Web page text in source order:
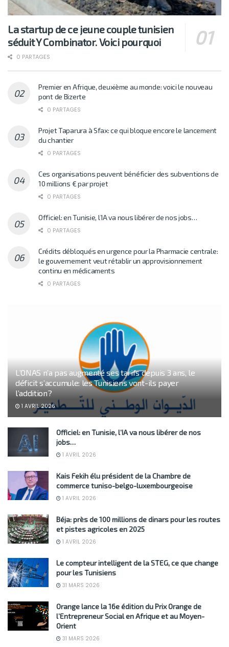
La startup de ce jeune couple tunisien
séduit Y Combinator. Voici pourquoi
0 PARTAGES
Premier en Afrique, deuxième au monde: voici le nouveau
pont de Bizerte
0 PARTAGES
Projet Taparura à Sfax: ce qui bloque encore le lancement
du chantier
0 PARTAGES
Ces organisations peuvent bénéficier des subventions de
10 millions € par projet
0 PARTAGES
Officiel: en Tunisie, l’IA va nous libérer de nos jobs…
0 PARTAGES
Crédits débloqués en urgence pour la Pharmacie centrale:
le gouvernement veut rétablir un approvisionnement
continu en médicaments
0 PARTAGES
L’ONAS n’a pas augmenté ses tarifs depuis 3 ans, le
déficit s’accumule: les Tunisiens vont-ils payer
l’addition?
1 AVRIL 2026
Officiel: en Tunisie, l’IA va nous libérer de nos
jobs…
1 AVRIL 2026
Kais Fekih élu président de la Chambre de
commerce tuniso-belgo-luxembourgeoise
1 AVRIL 2026
Béja: près de 100 millions de dinars pour les routes
et pistes agricoles en 2025
1 AVRIL 2026
Le compteur intelligent de la STEG, ce que change
pour les Tunisiens
31 MARS 2026
Orange lance la 16e édition du Prix Orange de
l’Entrepreneur Social en Afrique et au Moyen-
Orient
31 MARS 2026